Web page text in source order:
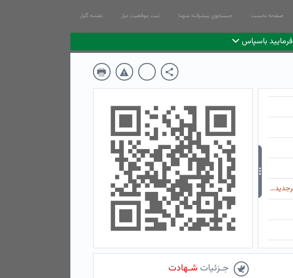
صفحه نخست جستجوی پیشرفته شهدا ثبت موقعیت مزار نقشه گلزار
باسپاس
البرز - ساوجبلاغ - شهرجدیدهشتگرد
جـزئیاتشـهادت